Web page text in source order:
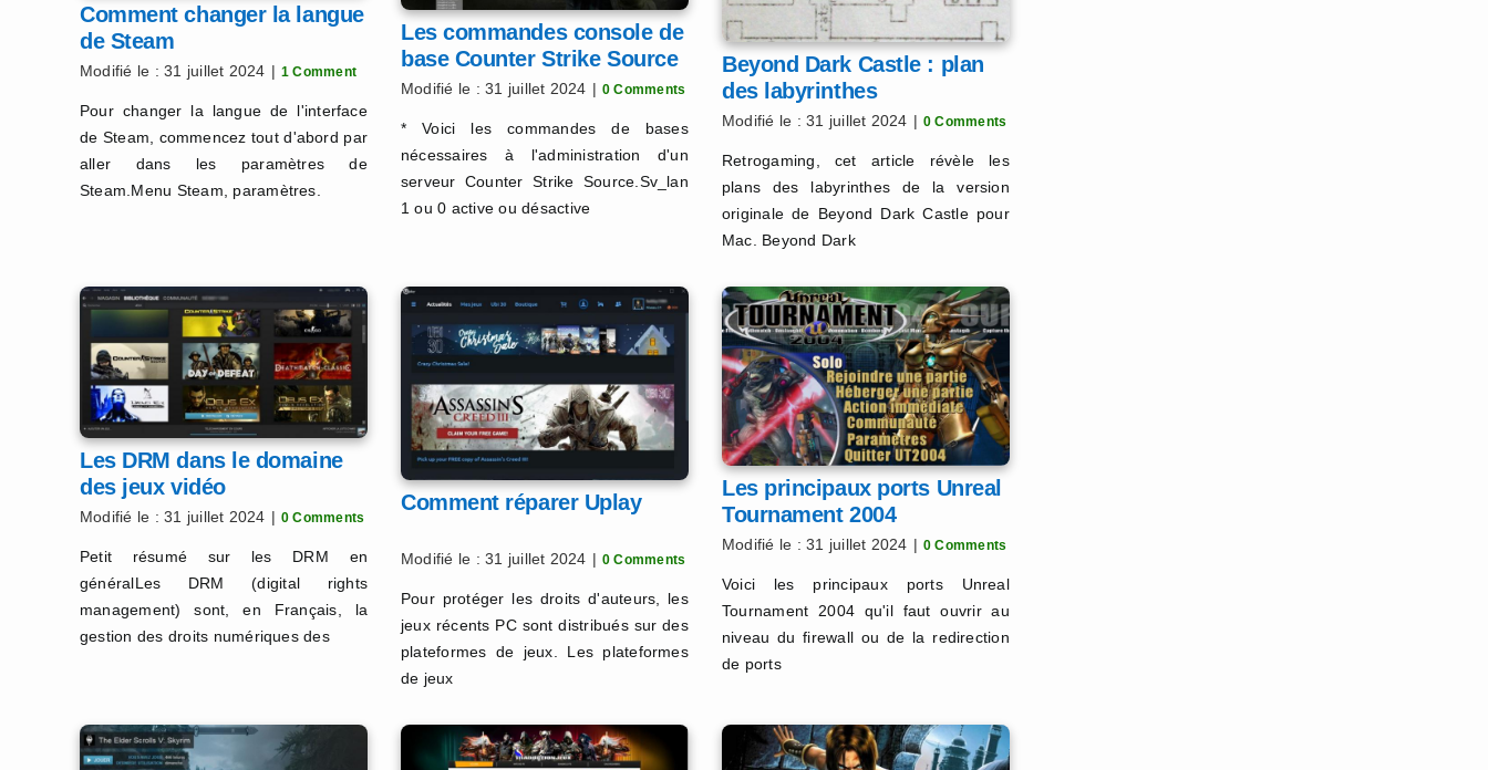
Comment changer la langue
de Steam
Modifié le : 31 juillet 2024 | 1 Comment
Pour changer la langue de l'interface
de Steam, commencez tout d'abord par
aller dans les paramètres de
Steam.Menu Steam, paramètres.
Les commandes console de
base Counter Strike Source
Modifié le : 31 juillet 2024 | 0 Comments
* Voici les commandes de bases
nécessaires à l'administration d'un
serveur Counter Strike Source.Sv_lan
1 ou 0 active ou désactive
Beyond Dark Castle : plan
des labyrinthes
Modifié le : 31 juillet 2024 | 0 Comments
Retrogaming, cet article révèle les
plans des labyrinthes de la version
originale de Beyond Dark Castle pour
Mac. Beyond Dark
Les DRM dans le domaine
des jeux vidéo
Modifié le : 31 juillet 2024 | 0 Comments
Petit résumé sur les DRM en
généralLes DRM (digital rights
management) sont, en Français, la
gestion des droits numériques des
Comment réparer Uplay
Modifié le : 31 juillet 2024 | 0 Comments
Pour protéger les droits d'auteurs, les
jeux récents PC sont distribués sur des
plateformes de jeux. Les plateformes
de jeux
Les principaux ports Unreal
Tournament 2004
Modifié le : 31 juillet 2024 | 0 Comments
Voici les principaux ports Unreal
Tournament 2004 qu'il faut ouvrir au
niveau du firewall ou de la redirection
de ports